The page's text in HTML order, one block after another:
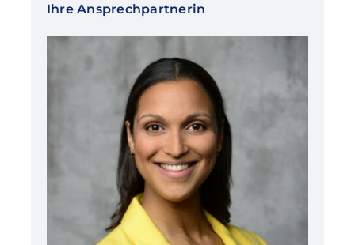
Ihre Ansprechpartnerin